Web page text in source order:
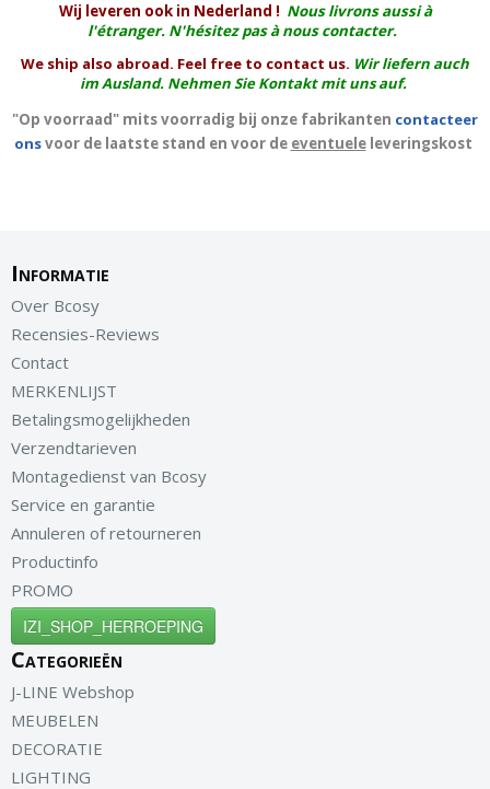
Wij leveren ook in Nederland ! Nous livrons aussi à
l'étranger. N'hésitez pas à nous contacter.
We ship also abroad. Feel free to contact us. Wir liefern auch
im Ausland. Nehmen Sie Kontakt mit uns auf.
"Op voorraad" mits voorradig bij onze fabrikanten contacteer
onsvoor de laatste stand en voor de eventueleleveringskost
Informatie
Over Bcosy
Recensies-Reviews
Contact
MERKENLIJST
Betalingsmogelijkheden
Verzendtarieven
Montagedienst van Bcosy
Service en garantie
Annuleren of retourneren
Productinfo
PROMO
IZI_SHOP_HERROEPING
Categorieën
J-LINE Webshop
MEUBELEN
DECORATIE
LIGHTING